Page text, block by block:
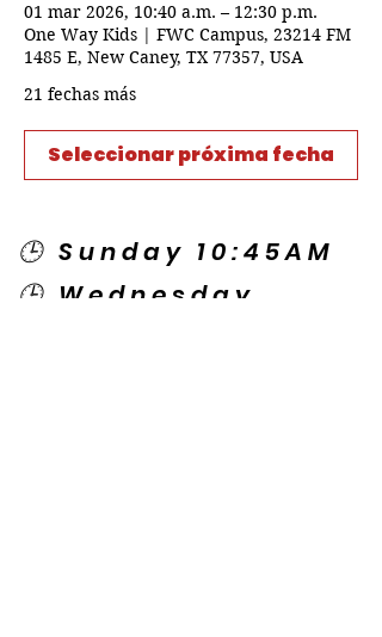
01 mar 2026, 10:40 a.m. – 12:30 p.m.
One Way Kids | FWC Campus, 23214 FM
1485 E, New Caney, TX 77357, USA
21 fechas más
Seleccionar próxima fecha
🕒 Sunday 10:45AM
🕒 Wednesday